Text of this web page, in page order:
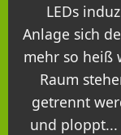
LEDs
Anlage sich
mehr so heiß
Raum
getrennt
und ploppt...